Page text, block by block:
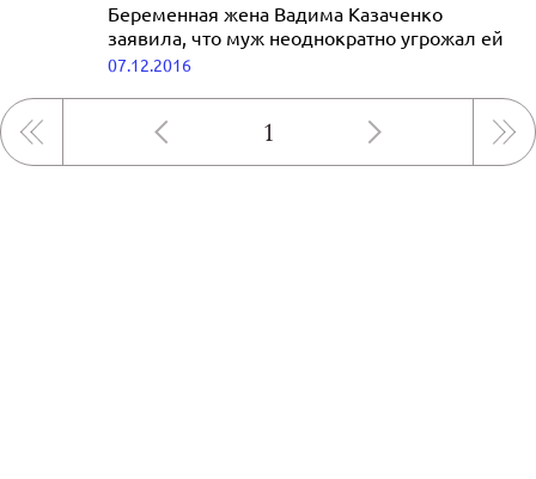
Беременная жена Вадима Казаченко
заявила, что муж неоднократно угрожал ей
07.12.2016
1